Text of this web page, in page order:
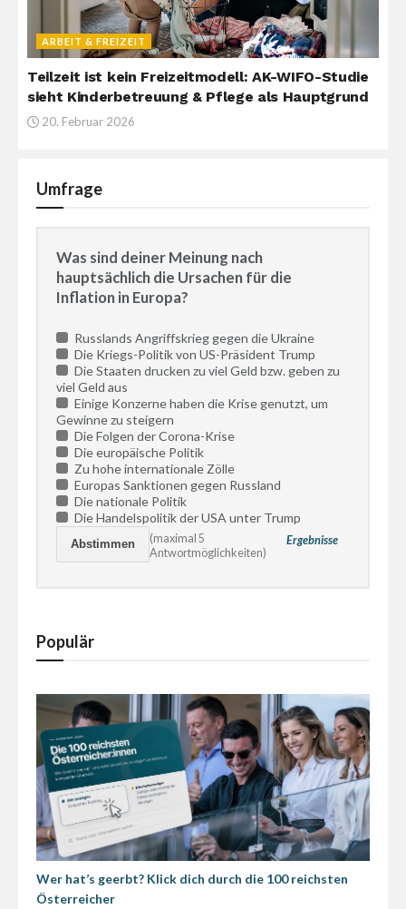
ARBEIT & FREIZEIT
Teilzeit ist kein Freizeitmodell: AK-WIFO-Studie
sieht Kinderbetreuung & Pflege als Hauptgrund
20. Februar 2026
Umfrage
Was sind deiner Meinung nach
hauptsächlich die Ursachen für die
Inflation in Europa?
Russlands Angriffskrieg gegen die Ukraine
Die Kriegs-Politik von US-Präsident Trump
Die Staaten drucken zu viel Geld bzw. geben zu
viel Geld aus
Einige Konzerne haben die Krise genutzt, um
Gewinne zu steigern
Die Folgen der Corona-Krise
Die europäische Politik
Zu hohe internationale Zölle
Europas Sanktionen gegen Russland
Die nationale Politik
Die Handelspolitik der USA unter Trump
Ergebnisse
(maximal 5
Antwortmöglichkeiten)
Populär
Wer hat’s geerbt? Klick dich durch die 100 reichsten
Österreicher